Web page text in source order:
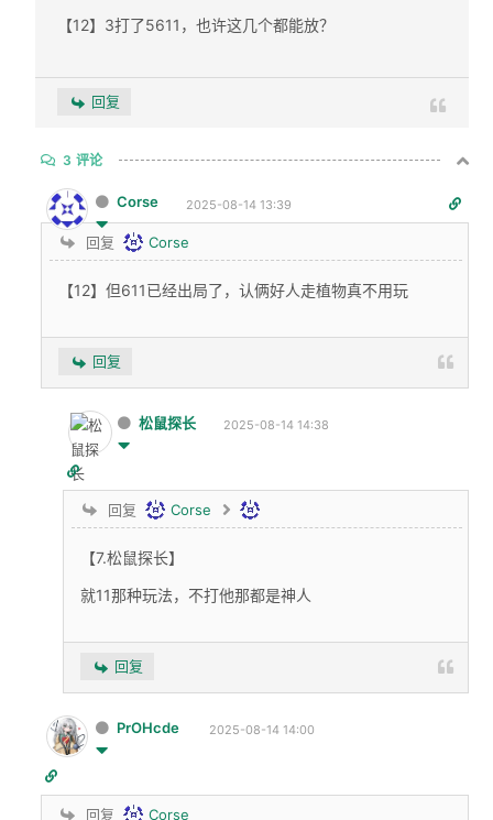
【12】3打了5611，也许这几个都能放？
回复
3 评论
Corse 2025-08-14 13:39
回复 Corse
【12】但611已经出局了，认俩好人走植物真不用玩
回复
松鼠探长 2025-08-14 14:38
回复 Corse
【7.松鼠探长】
就11那种玩法，不打他那都是神人
回复
PrOHcde 2025-08-14 14:00
回复 Corse